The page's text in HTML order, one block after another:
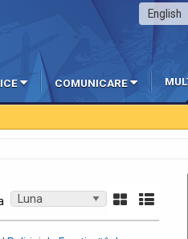
English
COMUNICARE